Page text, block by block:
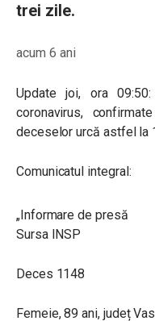
trei zile.
acum 6 ani
Update joi, ora
coronavirus,
deceselor urcă astfel la
Comunicatul integral:
„Informare de presă
Sursa INSP
Deces 1148
Femeie, 89 ani, județ